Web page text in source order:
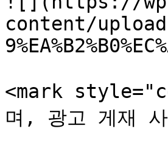
content/uploads/
<mark
며, 광고 게재